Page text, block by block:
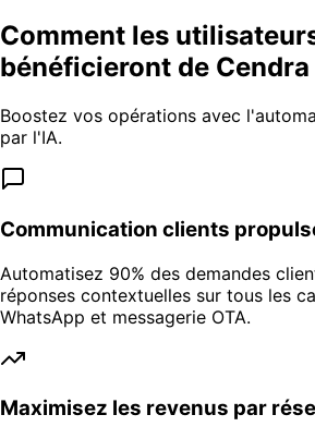
Comment les
bénéficieront de Cendra
Boostez vos opérations avec
par l'IA.
Communication clients
Automatisez 90% des demandes
réponses contextuelles sur tous les
WhatsApp et messagerie OTA.
Maximisez les revenus par